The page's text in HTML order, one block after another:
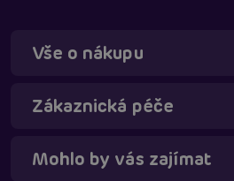
Vše o nákupu
Zákaznická péče
Mohlo by vás zajímat
Táňa - virtuální asistentka